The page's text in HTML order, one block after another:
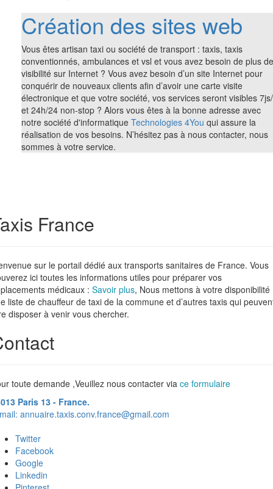
Création des sites web
Vous êtes artisan taxi ou société de transport : taxis, taxis
conventionnés, ambulances et vsl et vous avez besoin de plus de
visibilité sur Internet ? Vous avez besoin d’un site Internet pour
conquérir de nouveaux clients afin d’avoir une carte visite
électronique et que votre société, vos services seront visibles
et 24h/24 non-stop ? Alors vous êtes à la bonne adresse avec
notre société d'informatique Technologies 4You qui assure la
réalisation de vos besoins. N’hésitez pas à nous contacter, nous
sommes à votre service.
France
sur le portail dédié aux transports sanitaires de France. Vous
ici toutes les informations utiles pour préparer vos
médicaux : Savoir plus, Nous mettons à votre disponibilité
liste de chauffeur de taxi de la commune et d’autres taxis qui
disposer à venir vous chercher.
toute demande ,Veuillez nous contacter via ce formulaire
Paris 13 - France.
annuaire.taxis.conv.france@gmail.com
Twitter
Facebook
Google
Linkedin